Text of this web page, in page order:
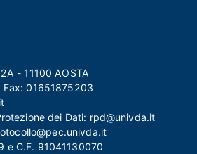
- 11100 AOSTA
| Fax:01651875203
dei Dati: rpd@univda.it
e C.F. 91041130070